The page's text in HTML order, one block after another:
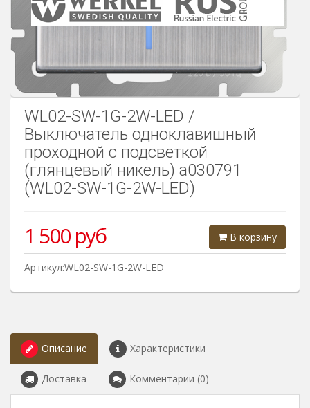
WL02-SW-1G-2W-LED /
Выключатель одноклавишный
проходной с подсветкой
(глянцевый никель) a030791
(WL02-SW-1G-2W-LED)
В корзину
1 500руб
Артикул:WL02-SW-1G-2W-LED
Описание Характеристики
Доставка Комментарии (0)